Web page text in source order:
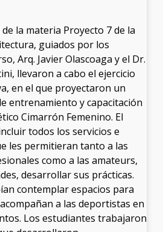
la materia Proyecto 7 de la
guiados por los
Arq. Javier Olascoaga y el Dr.
llevaron a cabo el ejercicio
en el que proyectaron un
entrenamiento y capacitación
Cimarrón Femenino. El
todos los servicios e
les permitieran tanto a las
como a las amateurs,
desarrollar sus prácticas.
contemplar espacios para
a las deportistas en
Los estudiantes trabajaron